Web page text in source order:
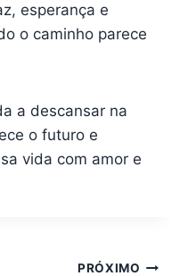
esperança e
o caminho parece
a descansar na
o futuro e
vida com amor e
PRÓXIMO